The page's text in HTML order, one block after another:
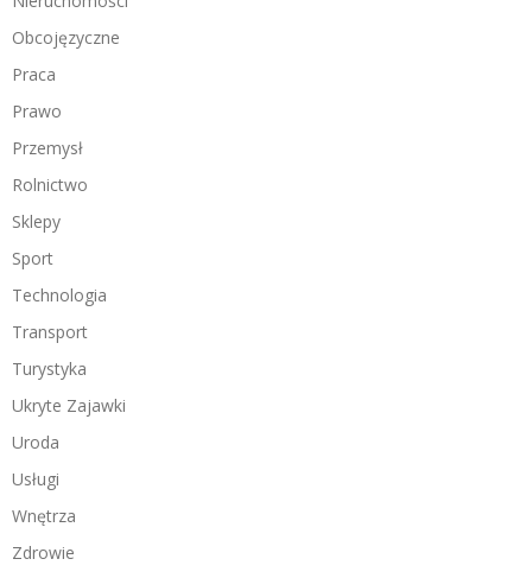
Obcojęzyczne
Praca
Prawo
Przemysł
Rolnictwo
Sklepy
Sport
Technologia
Transport
Turystyka
Ukryte Zajawki
Uroda
Usługi
Wnętrza
Zdrowie